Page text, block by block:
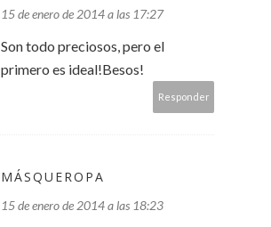
15 de enero de 2014 a las 17:27
Son todo preciosos, pero el
primero es ideal!Besos!
Responder
MÁSQUEROPA
15 de enero de 2014 a las 18:23